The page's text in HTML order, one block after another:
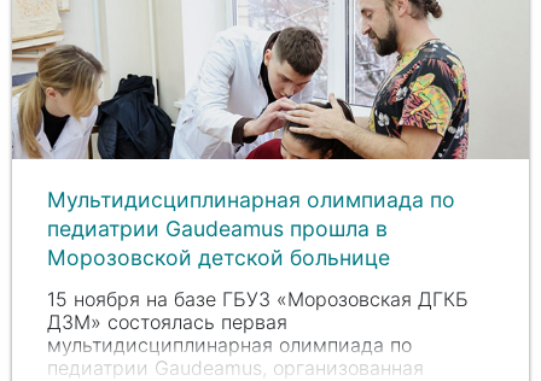
Мультидисциплинарная олимпиада по
педиатрии Gaudeamus прошла в
Морозовской детской больнице
15 ноября на базе ГБУЗ «Морозовская ДГКБ
ДЗМ» состоялась первая
мультидисциплинарная олимпиада по
педиатрии Gaudeamus, организованная